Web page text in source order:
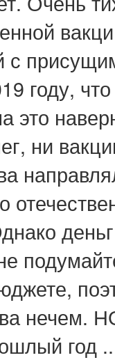
с
году,
это
ни
нечем.
год